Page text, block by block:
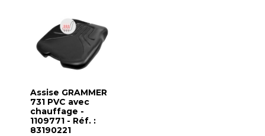
Assise GRAMMER
731 PVC avec
chauffage -
1109771 - Réf. :
83190221